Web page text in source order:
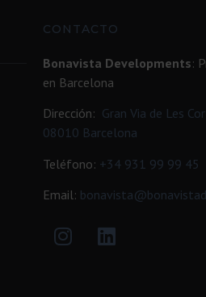
CONTACTO
Bonavista Developments:
en Barcelona
Dirección: Gran Via de Les
08010 Barcelona
Teléfono: +34 931 99 99 45
Email: